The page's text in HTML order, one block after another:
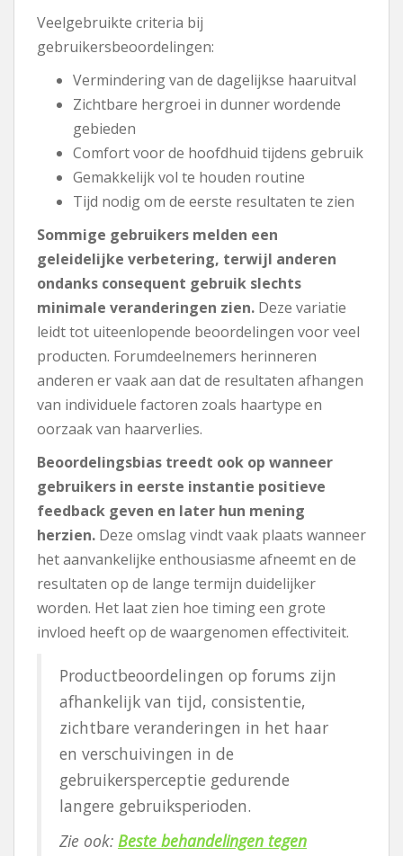
Veelgebruikte criteria bij
gebruikersbeoordelingen:
Vermindering van de dagelijkse haaruitval
Zichtbare hergroei in dunner wordende
gebieden
Comfort voor de hoofdhuid tijdens gebruik
Gemakkelijk vol te houden routine
Tijd nodig om de eerste resultaten te zien
Sommige gebruikers melden een
geleidelijke verbetering, terwijl anderen
ondanks consequent gebruik slechts
minimale veranderingen zien. Deze variatie
leidt tot uiteenlopende beoordelingen voor veel
producten. Forumdeelnemers herinneren
anderen er vaak aan dat de resultaten afhangen
van individuele factoren zoals haartype en
oorzaak van haarverlies.
Beoordelingsbias treedt ook op wanneer
gebruikers in eerste instantie positieve
feedback geven en later hun mening
herzien. Deze omslag vindt vaak plaats wanneer
het aanvankelijke enthousiasme afneemt en de
resultaten op de lange termijn duidelijker
worden. Het laat zien hoe timing een grote
invloed heeft op de waargenomen effectiviteit.
Productbeoordelingen op forums zijn
afhankelijk van tijd, consistentie,
zichtbare veranderingen in het haar
en verschuivingen in de
gebruikersperceptie gedurende
langere gebruiksperioden.
Zie ook: Beste behandelingen tegen